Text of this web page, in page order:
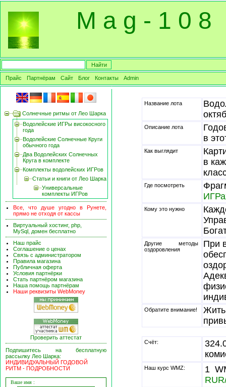
Название лота
Описание лота
в
Как выглядит
в
Где посмотреть
Кому это нужно
Другие методы
оздоровления
При
Обратите внимание!
Жить
Счёт:
Наш курс WMZ:
1
Солнечные ритмы от Лео Шарка
Водолейские ИГРы високосного
года
Водолейские Солнечные Круги
обычного года
Два Водолейских Солнечных
Круга в комплекте
Комплекты водолейских ИГРов
Статьи и книги от Лео Шарка
Универсальные
комплекты ИГРов
Все, что душе угодно в Рунете,
прямо не отходя от кассы
Виртуальный хостинг, php,
MySql, домен бесплатно
Наш прайс
Соглашение о ценах
Связь с администратором
Правила магазина
Публичная оферта
Условия партнёрки
Стать партнёром магазина
Наша помощь партнёрам
Наши реквизиты WebMoney
Проверить аттестат
Подпишитесь на бесплатную
рассылку Лео Шарка:
ИНДИВИДУАЛЬНЫЙ ГОДОВОЙ
РИТМ - ПОДРОБНОСТИ
Ваше имя :
M a g - 1 0 8
Прайс Партнёрам Сайт Блог Контакты Admin